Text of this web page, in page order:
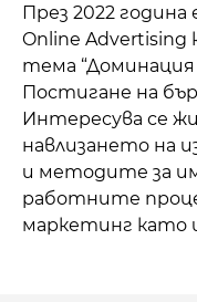
През 2022 година
Online Advertising
тема
Постигане на
Интересува се
навлизането на
и методите за
работните
маркетинг като